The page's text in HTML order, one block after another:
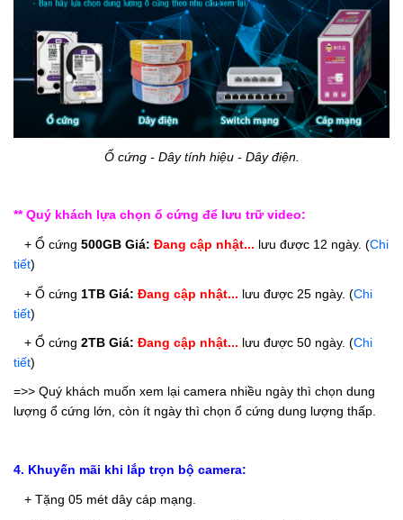
Ổ cứng - Dây tính hiệu - Dây điện.
** Quý khách lựa chọn ổ cứng để lưu trữ video:
+ Ổ cứng 500GB Giá: Đang cập nhật... lưu được 12 ngày. (Chi
tiết)
+ Ổ cứng 1TB Giá: Đang cập nhật... lưu được 25 ngày. (Chi
tiết)
+ Ổ cứng 2TB Giá: Đang cập nhật... lưu được 50 ngày. (Chi
tiết)
=>> Quý khách muốn xem lại camera nhiều ngày thì chọn dung
lượng ổ cứng lớn, còn ít ngày thì chọn ổ cứng dung lượng thấp.
4. Khuyến mãi khi lắp trọn bộ camera:
+ Tặng 05 mét dây cáp mạng.